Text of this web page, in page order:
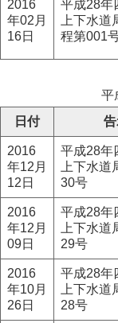
2016
年02月
16日
平成28年
上下水道
程第001
平
日付
2016
年12月
12日
平成28年
上下水道
30号
2016
年12月
09日
平成28年
上下水道
29号
2016
年10月
26日
平成28年
上下水道
28号